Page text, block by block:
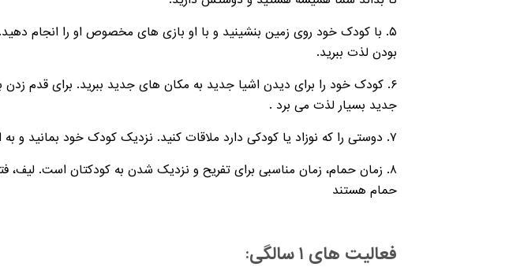
۵. با کودک خود روی زمین بنشینید و با او بازی های مخصوص او را انجام
بودن لذت ببرید.
۶. کودک خود را برای دیدن اشیا جدید به مکان های جدید ببرید. برای قدم زدن
جدید بسیار لذت می برد .
۷. دوستی را که نوزاد یا کودکی دارد ملاقات کنید. نزدیک کودک خود بمانید و به او بفهمانید این افراد جدید، خوب هستند. برقراری ارتباط با آن ها زمان می برد.
۸. زمان حمام، زمان مناسبی برای تفریح و نزدیک شدن به کودکتان است.
حمام هستند
فعالیت های ۱ سالگی: